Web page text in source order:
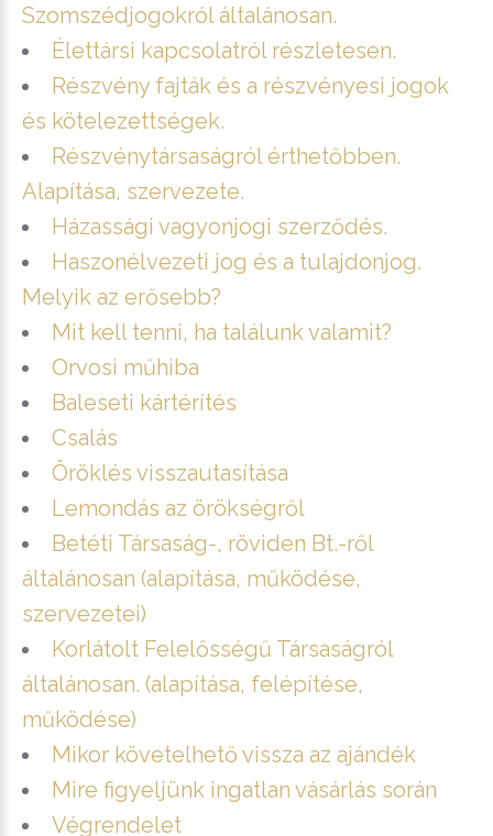
Szomszédjogokról általánosan.
Élettársi kapcsolatról részletesen.
Részvény fajták és a részvényesi jogok
és kötelezettségek.
Részvénytársaságról érthetőbben.
Alapítása, szervezete.
Házassági vagyonjogi szerződés.
Haszonélvezeti jog és a tulajdonjog.
Melyik az erősebb?
Mit kell tenni, ha találunk valamit?
Orvosi műhiba
Baleseti kártérítés
Csalás
Öröklés visszautasítása
Lemondás az örökségről
Betéti Társaság-, röviden Bt.-ről
általánosan (alapítása, működése,
szervezetei)
Korlátolt Felelősségű Társaságról
általánosan. (alapítása, felépítése,
működése)
Mikor követelhető vissza az ajándék
Mire figyeljünk ingatlan vásárlás során
Végrendelet